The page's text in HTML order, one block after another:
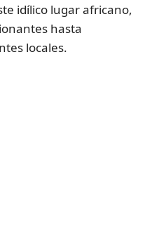
idílico lugar africano,
hasta
locales.